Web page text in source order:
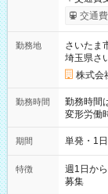
いOK！
ンビニATM
交通
勤務地
さいたま
埼玉県さ
株式会
勤務時間
勤務時間
変形労働時間
～21：00
期間 単発・1
特徴
週1日か
募集